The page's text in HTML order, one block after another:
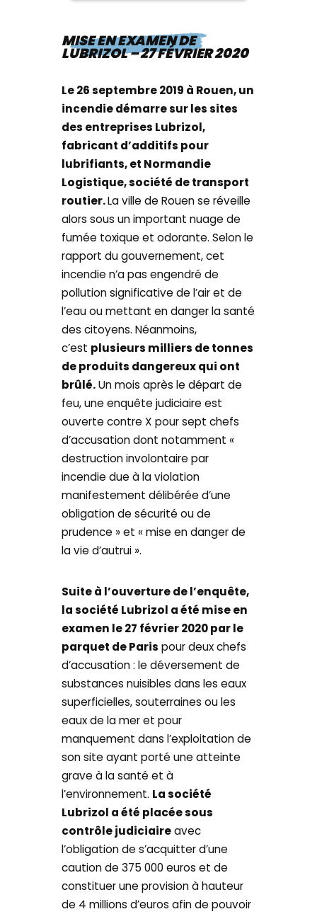
MISE EN EXAMEN DE
LUBRIZOL – 27 FÉVRIER 2020
Le 26 septembre 2019 à Rouen, un
incendie démarre sur les sites
des entreprises Lubrizol,
fabricant d’additifs pour
lubrifiants, et Normandie
Logistique, société de transport
routier.La ville de Rouen se réveille
alors sous un important nuage de
fumée toxique et odorante. Selon le
rapport du gouvernement, cet
incendie n’a pas engendré de
pollution significative de l’air et de
l’eau ou mettant en danger la santé
des citoyens. Néanmoins,
c’est plusieurs milliers de tonnes
de produits dangereux qui ont
brûlé.Un mois après le départ de
feu, une enquête judiciaire est
ouverte contre X pour sept chefs
d’accusation dont notamment «
destruction involontaire par
incendie due à la violation
manifestement délibérée d’une
obligation de sécurité ou de
prudence » et « mise en danger de
la vie d’autrui ».
Suite à l’ouverture de l’enquête,
la société Lubrizol a été mise en
examen le 27 février 2020 par le
parquet de Paris pour deux chefs
d’accusation : le déversement de
substances nuisibles dans les eaux
superficielles, souterraines ou les
eaux de la mer et pour
manquement dans l’exploitation de
son site ayant porté une atteinte
grave à la santé et à
l’environnement. La société
Lubrizol a été placée sous
contrôle judiciaireavec
l’obligation de s’acquitter d’une
caution de 375 000 euros et de
constituer une provision à hauteur
de 4 millions d’euros afin de pouvoir